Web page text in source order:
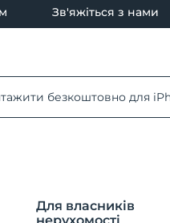
Зв'яжіться з нами
безкоштовно для
Для власників